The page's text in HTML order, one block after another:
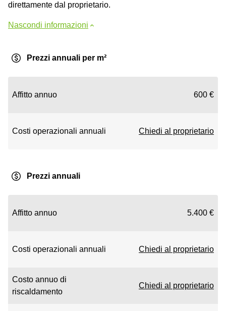
direttamente dal proprietario.
Nascondi informazioni
Prezzi annuali per m²
Affitto annuo 600 €
Costi operazionali annuali Chiedi al proprietario
Prezzi annuali
Affitto annuo 5.400 €
Costi operazionali annuali Chiedi al proprietario
Costo annuo di
riscaldamento
Chiedi al proprietario